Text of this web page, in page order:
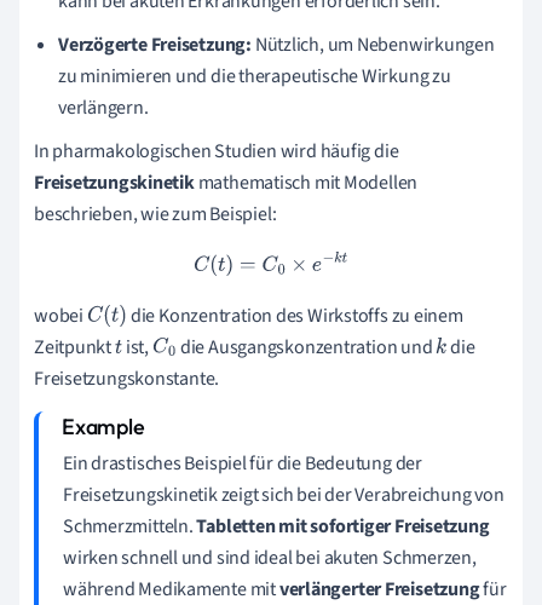
Verzögerte Freisetzung: Nützlich, um Nebenwirkungen
zu minimieren und die therapeutische Wirkung zu
verlängern.
In pharmakologischen Studien wird häufig die
Freisetzungskinetikmathematisch mit Modellen
beschrieben, wie zum Beispiel:
C( t)= C0× e− kt
wobei C(t) die Konzentration des Wirkstoffs zu einem
Zeitpunktt ist,C0 die Ausgangskonzentration undkdie
Freisetzungskonstante.
Ein drastisches Beispiel für die Bedeutung der
Freisetzungskinetik zeigt sich bei der Verabreichung von
Schmerzmitteln.Tabletten mit sofortiger Freisetzung
wirken schnell und sind ideal bei akuten Schmerzen,
während Medikamente mitverlängerter Freisetzungfür